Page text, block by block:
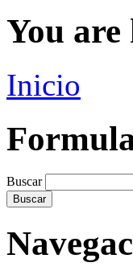
You are
Inicio
Buscar